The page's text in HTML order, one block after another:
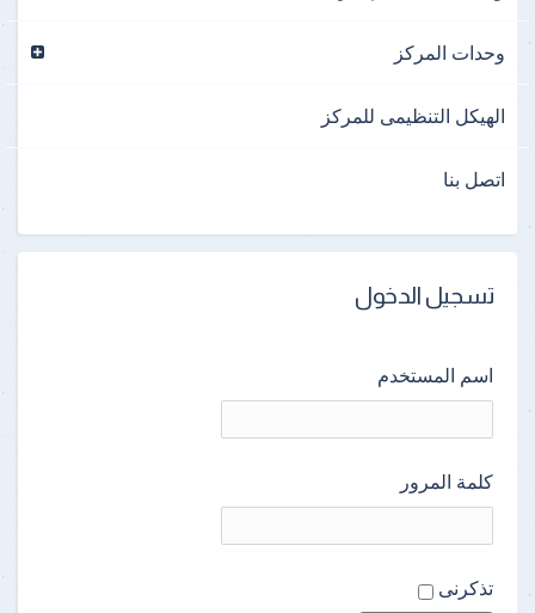
وحدات المركز
الهيكل التنظيمى للمركز
اتصل بنا
تسجيل الدخول
اسم المستخدم
كلمة المرور
تذكرنى